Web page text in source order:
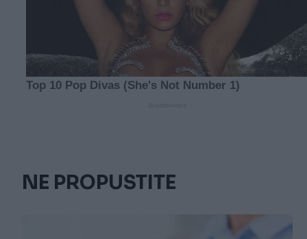
NE PROPUSTITE